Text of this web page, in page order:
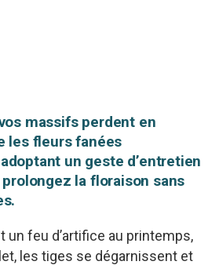
massifs perdent en
les fleurs fanées
un geste d’entretien
la floraison sans
feu d’artifice au printemps,
les tiges se dégarnissent et